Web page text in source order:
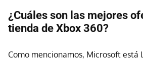
¿Cuáles son las mejores
tienda de Xbox 360?
Como mencionamos, Microsoft está